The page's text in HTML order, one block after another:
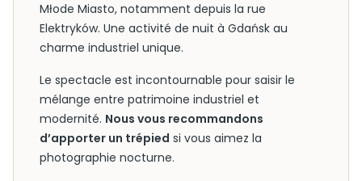
Młode Miasto, notamment depuis la rue
Elektryków. Une activité de nuit à Gdańsk au
charme industriel unique.
Le spectacle est incontournable pour saisir le
mélange entre patrimoine industriel et
modernité. Nous vous recommandons
d’apporter un trépied si vous aimez la
photographie nocturne.